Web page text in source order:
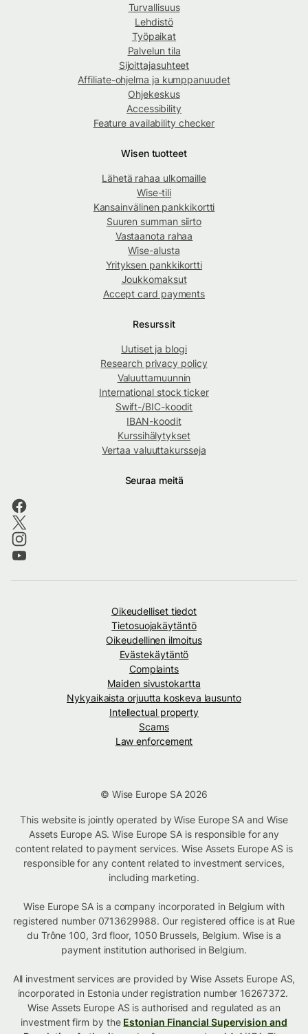
Turvallisuus
Lehdistö
Työpaikat
Palvelun tila
Sijoittajasuhteet
Affiliate-ohjelma ja kumppanuudet
Ohjekeskus
Accessibility
Feature availability checker
Wisen tuotteet
Lähetä rahaa ulkomaille
Wise-tili
Kansainvälinen pankkikortti
Suuren summan siirto
Vastaanota rahaa
Wise-alusta
Yrityksen pankkikortti
Joukkomaksut
Accept card payments
Resurssit
Uutiset ja blogi
Research privacy policy
Valuuttamuunnin
International stock ticker
Swift-/BIC-koodit
IBAN-koodit
Kurssihälytykset
Vertaa valuuttakursseja
Seuraa meitä
Oikeudelliset tiedot
Tietosuojakäytäntö
Oikeudellinen ilmoitus
Evästekäytäntö
Complaints
Maiden sivustokartta
Nykyaikaista orjuutta koskeva lausunto
Intellectual property
Scams
Law enforcement
© Wise Europe SA 2026
This website is jointly operated by Wise Europe SA and Wise
Assets Europe AS. Wise Europe SA is responsible for any
content related to payment services. Wise Assets Europe AS is
responsible for any content related to investment services,
including marketing.
Wise Europe SA is a company incorporated in Belgium with
registered number 0713629988. Our registered office is at Rue
du Trône 100, 3rd floor, 1050 Brussels, Belgium. Wise is a
payment institution authorised in Belgium.
All investment services are provided by Wise Assets Europe AS,
incorporated in Estonia under registration number 16267372.
Wise Assets Europe AS is authorised and regulated as an
investment firm by the Estonian Financial Supervision and